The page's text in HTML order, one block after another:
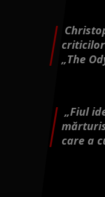
„The
„Fiul
care a